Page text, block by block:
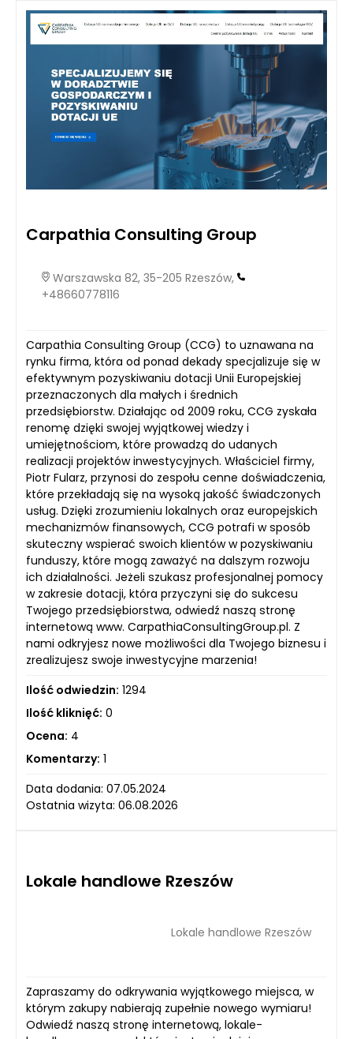
Carpathia Consulting Group
Warszawska 82, 35-205 Rzeszów,
+48660778116
Carpathia Consulting Group (CCG) to uznawana na
rynku firma, która od ponad dekady specjalizuje się w
efektywnym pozyskiwaniu dotacji Unii Europejskiej
przeznaczonych dla małych i średnich
przedsiębiorstw. Działając od 2009 roku, CCG zyskała
renomę dzięki swojej wyjątkowej wiedzy i
umiejętnościom, które prowadzą do udanych
realizacji projektów inwestycyjnych. Właściciel firmy,
Piotr Fularz, przynosi do zespołu cenne doświadczenia,
które przekładają się na wysoką jakość świadczonych
usług. Dzięki zrozumieniu lokalnych oraz europejskich
mechanizmów finansowych, CCG potrafi w sposób
skuteczny wspierać swoich klientów w pozyskiwaniu
funduszy, które mogą zaważyć na dalszym rozwoju
ich działalności. Jeżeli szukasz profesjonalnej pomocy
w zakresie dotacji, która przyczyni się do sukcesu
Twojego przedsiębiorstwa, odwiedź naszą stronę
internetową www. CarpathiaConsultingGroup.pl. Z
nami odkryjesz nowe możliwości dla Twojego biznesu i
zrealizujesz swoje inwestycyjne marzenia!
Ilość odwiedzin: 1294
Ilość kliknięć: 0
Ocena: 4
Komentarzy: 1
Data dodania: 07.05.2024
Ostatnia wizyta: 06.08.2026
Lokale handlowe Rzeszów
Lokale handlowe Rzeszów
Zapraszamy do odkrywania wyjątkowego miejsca, w
którym zakupy nabierają zupełnie nowego wymiaru!
Odwiedź naszą stronę internetową, lokale-